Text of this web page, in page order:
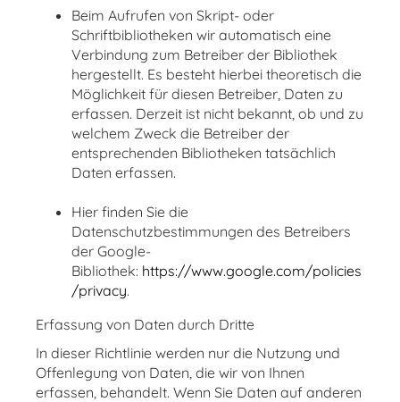
Beim Aufrufen von Skript- oder
Schriftbibliotheken wir automatisch eine
Verbindung zum Betreiber der Bibliothek
hergestellt. Es besteht hierbei theoretisch die
Möglichkeit für diesen Betreiber, Daten zu
erfassen. Derzeit ist nicht bekannt, ob und zu
welchem Zweck die Betreiber der
entsprechenden Bibliotheken tatsächlich
Daten erfassen.
Hier finden Sie die
Datenschutzbestimmungen des Betreibers
der Google-
Bibliothek: https://www.google.com/policies
/privacy.
Erfassung von Daten durch Dritte
In dieser Richtlinie werden nur die Nutzung und
Offenlegung von Daten, die wir von Ihnen
erfassen, behandelt. Wenn Sie Daten auf anderen